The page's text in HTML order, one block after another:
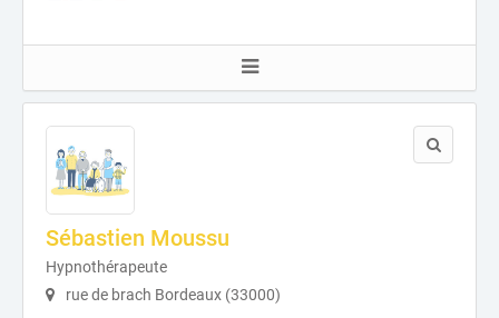
Sébastien Moussu
Hypnothérapeute
rue de brach Bordeaux (33000)